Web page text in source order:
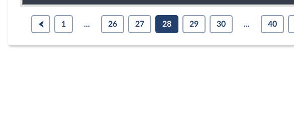
1 ... 26 27 28 29 30 ... 40